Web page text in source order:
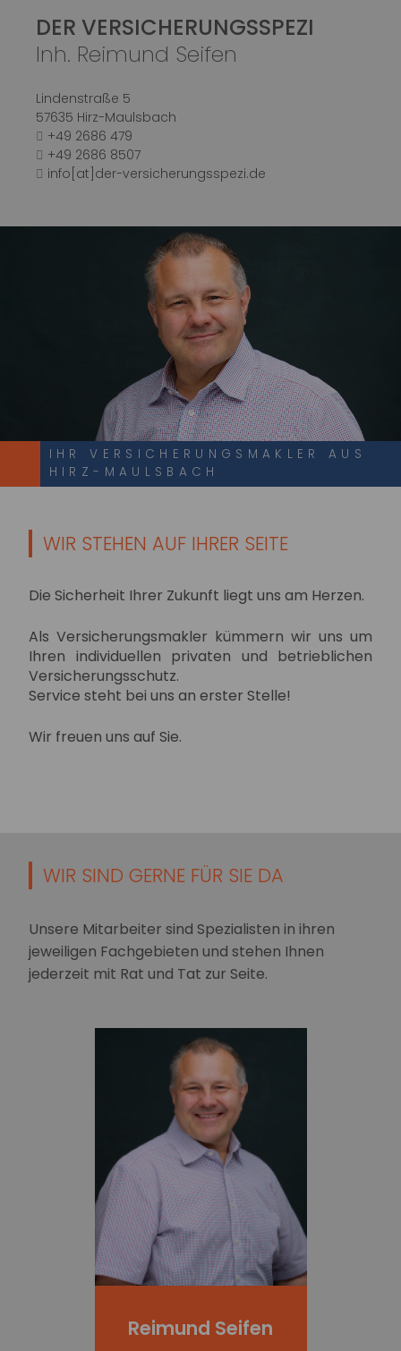
DER VERSICHERUNGSSPEZI
Inh. Reimund Seifen
Lindenstraße 5
57635 Hirz-Maulsbach
+49 2686 479
+49 2686 8507
info[at]der-versicherungsspezi.de
IHR VERSICHERUNGSMAKLER AUS
HIRZ-MAULSBACH
WIR STEHEN AUF IHRER SEITE
Die Sicherheit Ihrer Zukunft liegt uns am Herzen.
Als Versicherungsmakler kümmern wir uns um
Ihren individuellen privaten und betrieblichen
Versicherungsschutz.
Service steht bei uns an erster Stelle!
Wir freuen uns auf Sie.
WIR SIND GERNE FÜR SIE DA
Unsere Mitarbeiter sind Spezialisten in ihren
jeweiligen Fachgebieten und stehen Ihnen
jederzeit mit Rat und Tat zur Seite.
Reimund Seifen